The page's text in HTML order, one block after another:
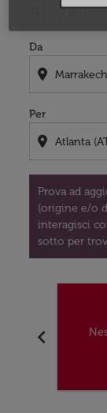
Atlanta
Da
location_on
Per
location_on
Prova ad
(origine e/o
interagisci
sotto per
chevron_left